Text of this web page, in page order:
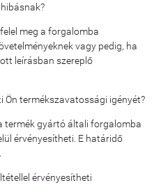
meg a forgalomba
vagy pedig, ha
leírásban szereplő
Ön termékszavatossági igényét?
termék gyártó általi forgalomba
érvényesítheti. E határidő
érvényesítheti